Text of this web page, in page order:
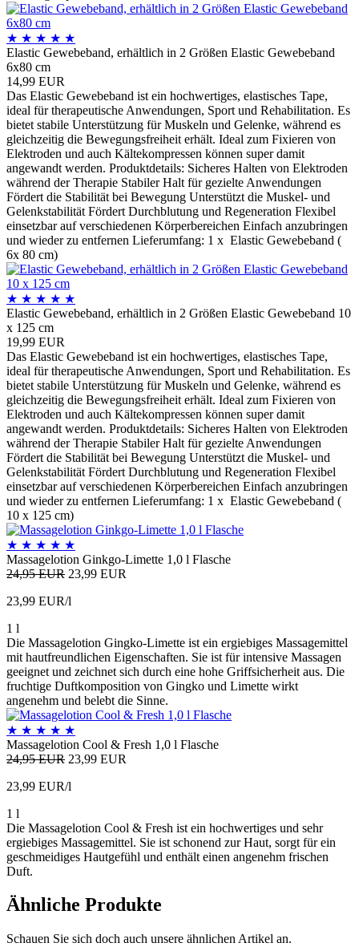
★ ★ ★ ★ ★
Elastic Gewebeband, erhältlich in 2 Größen Elastic Gewebeband
6x80 cm
14,99 EUR
Das Elastic Gewebeband ist ein hochwertiges, elastisches Tape,
ideal für therapeutische Anwendungen, Sport und Rehabilitation. Es
bietet stabile Unterstützung für Muskeln und Gelenke, während es
gleichzeitig die Bewegungsfreiheit erhält. Ideal zum Fixieren von
Elektroden und auch Kältekompressen können super damit
angewandt werden. Produktdetails: Sicheres Halten von Elektroden
während der Therapie Stabiler Halt für gezielte Anwendungen
Fördert die Stabilität bei Bewegung Unterstützt die Muskel- und
Gelenkstabilität Fördert Durchblutung und Regeneration Flexibel
einsetzbar auf verschiedenen Körperbereichen Einfach anzubringen
und wieder zu entfernen Lieferumfang: 1 x Elastic Gewebeband (
6x 80 cm)
★ ★ ★ ★ ★
Elastic Gewebeband, erhältlich in 2 Größen Elastic Gewebeband 10
x 125 cm
19,99 EUR
Das Elastic Gewebeband ist ein hochwertiges, elastisches Tape,
ideal für therapeutische Anwendungen, Sport und Rehabilitation. Es
bietet stabile Unterstützung für Muskeln und Gelenke, während es
gleichzeitig die Bewegungsfreiheit erhält. Ideal zum Fixieren von
Elektroden und auch Kältekompressen können super damit
angewandt werden. Produktdetails: Sicheres Halten von Elektroden
während der Therapie Stabiler Halt für gezielte Anwendungen
Fördert die Stabilität bei Bewegung Unterstützt die Muskel- und
Gelenkstabilität Fördert Durchblutung und Regeneration Flexibel
einsetzbar auf verschiedenen Körperbereichen Einfach anzubringen
und wieder zu entfernen Lieferumfang: 1 x Elastic Gewebeband (
10 x 125 cm)
★ ★ ★ ★ ★
Massagelotion Ginkgo-Limette 1,0 l Flasche
24,95 EUR 23,99 EUR
23,99 EUR/l
1 l
Die Massagelotion Gingko-Limette ist ein ergiebiges Massagemittel
mit hautfreundlichen Eigenschaften. Sie ist für intensive Massagen
geeignet und zeichnet sich durch eine hohe Griffsicherheit aus. Die
fruchtige Duftkomposition von Gingko und Limette wirkt
angenehm und belebt die Sinne.
★ ★ ★ ★ ★
Massagelotion Cool & Fresh 1,0 l Flasche
24,95 EUR 23,99 EUR
23,99 EUR/l
1 l
Die Massagelotion Cool & Fresh ist ein hochwertiges und sehr
ergiebiges Massagemittel. Sie ist schonend zur Haut, sorgt für ein
geschmeidiges Hautgefühl und enthält einen angenehm frischen
Duft.
Ähnliche Produkte
Schauen Sie sich doch auch unsere ähnlichen Artikel an.